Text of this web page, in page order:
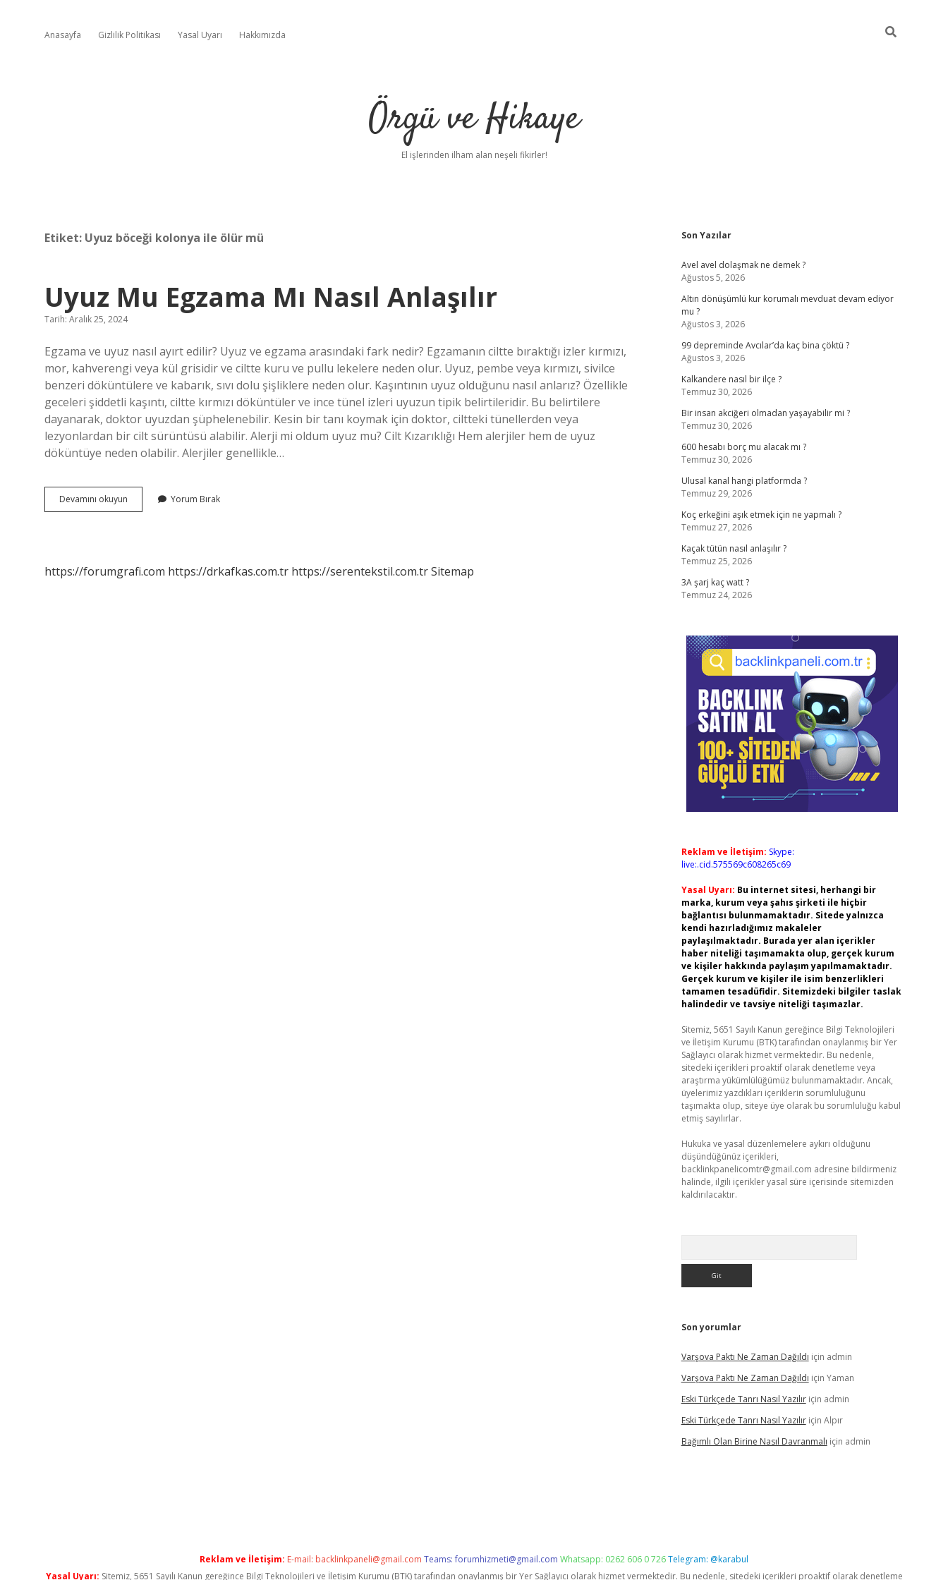
Anasayfa Gizlilik Politikası Yasal Uyarı Hakkımızda
Örgü ve Hikaye
El işlerinden ilham alan neşeli fikirler!
Etiket: Uyuz böceği kolonya ile ölür mü
Uyuz Mu Egzama Mı Nasıl Anlaşılır
Tarih: Aralık 25, 2024
Egzama ve uyuz nasıl ayırt edilir? Uyuz ve egzama arasındaki fark nedir? Egzamanın ciltte bıraktığı izler kırmızı,
mor, kahverengi veya kül grisidir ve ciltte kuru ve pullu lekelere neden olur. Uyuz, pembe veya kırmızı, sivilce
benzeri döküntülere ve kabarık, sıvı dolu şişliklere neden olur. Kaşıntının uyuz olduğunu nasıl anlarız? Özellikle
geceleri şiddetli kaşıntı, ciltte kırmızı döküntüler ve ince tünel izleri uyuzun tipik belirtileridir. Bu belirtilere
dayanarak, doktor uyuzdan şüphelenebilir. Kesin bir tanı koymak için doktor, ciltteki tünellerden veya
lezyonlardan bir cilt sürüntüsü alabilir. Alerji mi oldum uyuz mu? Cilt Kızarıklığı Hem alerjiler hem de uyuz
döküntüye neden olabilir. Alerjiler genellikle…
Devamını okuyun
Mu
Yorum Bırak
https://forumgrafi.com https://drkafkas.com.tr https://serentekstil.com.trSitemap
Sidebar
Son Yazılar
Avel avel dolaşmak ne demek ?
Ağustos 5, 2026
Altın dönüşümlü kur korumalı mevduat devam ediyor
mu ?
Ağustos 3, 2026
99 depreminde Avcılar’da kaç bina çöktü ?
Ağustos 3, 2026
Kalkandere nasıl bir ilçe ?
Temmuz 30, 2026
Bir insan akciğeri olmadan yaşayabilir mi ?
Temmuz 30, 2026
600 hesabı borç mu alacak mı ?
Temmuz 30, 2026
Ulusal kanal hangi platformda ?
Temmuz 29, 2026
Koç erkeğini aşık etmek için ne yapmalı ?
Temmuz 27, 2026
Kaçak tütün nasıl anlaşılır ?
Temmuz 25, 2026
3A şarj kaç watt ?
Temmuz 24, 2026
Reklam ve İletişim: Skype:
live:.cid.575569c608265c69
Yasal Uyarı: Bu internet sitesi, herhangi bir
marka, kurum veya şahıs şirketi ile hiçbir
bağlantısı bulunmamaktadır. Sitede yalnızca
kendi hazırladığımız makaleler
paylaşılmaktadır. Burada yer alan içerikler
haber niteliği taşımamakta olup, gerçek kurum
ve kişiler hakkında paylaşım yapılmamaktadır.
Gerçek kurum ve kişiler ile isim benzerlikleri
tamamen tesadüfidir. Sitemizdeki bilgiler taslak
halindedir ve tavsiye niteliği taşımazlar.
Sitemiz, 5651 Sayılı Kanun gereğince Bilgi Teknolojileri
ve İletişim Kurumu (BTK) tarafından onaylanmış bir Yer
Sağlayıcı olarak hizmet vermektedir. Bu nedenle,
sitedeki içerikleri proaktif olarak denetleme veya
araştırma yükümlülüğümüz bulunmamaktadır. Ancak,
üyelerimiz yazdıkları içeriklerin sorumluluğunu
taşımakta olup, siteye üye olarak bu sorumluluğu kabul
etmiş sayılırlar.
Hukuka ve yasal düzenlemelere aykırı olduğunu
düşündüğünüz içerikleri,
backlinkpanelicomtr@gmail.com adresine bildirmeniz
halinde, ilgili içerikler yasal süre içerisinde sitemizden
kaldırılacaktır.
Son yorumlar
Varşova Paktı Ne Zaman Dağıldı için admin
Varşova Paktı Ne Zaman Dağıldı için Yaman
Eski Türkçede Tanrı Nasıl Yazılıriçin admin
Eski Türkçede Tanrı Nasıl Yazılıriçin Alpır
Bağımlı Olan Birine Nasıl Davranmalı için admin
Reklam ve İletişim: E-mail: backlinkpaneli@gmail.com Teams:forumhizmeti@gmail.com Whatsapp: 0262 606 0 726Telegram: @karabul
Yasal Uyarı: Sitemiz, 5651 Sayılı Kanun gereğince Bilgi Teknolojileri ve İletişim Kurumu (BTK) tarafından onaylanmış bir Yer Sağlayıcı olarak hizmet vermektedir. Bu nedenle, sitedeki içerikleri proaktif olarak denetleme